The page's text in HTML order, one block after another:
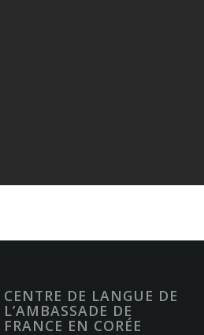
CENTRE DE LANGUE DE
L’AMBASSADE DE
FRANCE EN CORÉE